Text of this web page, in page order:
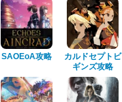
SAOEoA攻略
カルドセプトビ
ギンズ攻略